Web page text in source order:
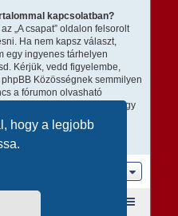
hogy a legjobb
kapcsolatban?
„A csapat” oldalon felsorolt
Ha nem kapsz választ,
egy ingyenes tárhelyen
Kérjük, vedd figyelembe,
Közösségnek semmilyen
a fórumon olvasható
módon felelőssé amiatt, hogy